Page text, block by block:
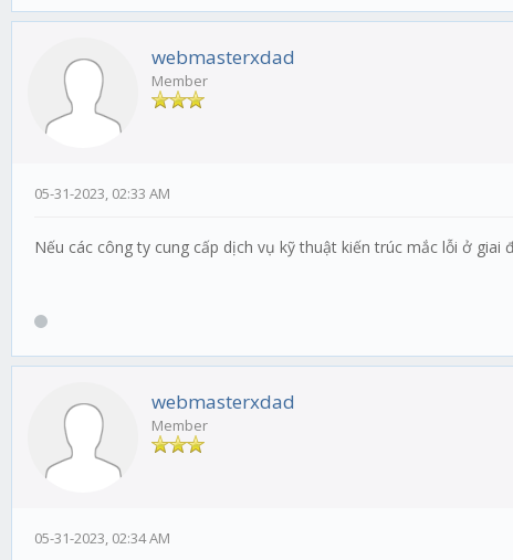
webmasterxdad
Member
05-31-2023, 02:33 AM
Nếu các công ty cung cấp dịch vụ kỹ thuật kiến trúc mắc lỗi ở
webmasterxdad
Member
05-31-2023, 02:34 AM